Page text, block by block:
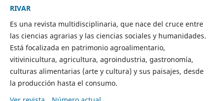
RIVAR
Es una revista multidisciplinaria, que nace del cruce entre
las ciencias agrarias y las ciencias sociales y humanidades.
Está focalizada en patrimonio agroalimentario,
vitivinicultura, agricultura, agroindustria, gastronomía,
culturas alimentarias (arte y cultura) y sus paisajes, desde
la producción hasta el consumo.